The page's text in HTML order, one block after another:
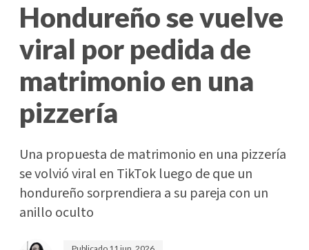
Hondureño se vuelve
viral por pedida de
matrimonio en una
pizzería
Una propuesta de matrimonio en una pizzería
se volvió viral en TikTok luego de que un
hondureño sorprendiera a su pareja con un
anillo oculto